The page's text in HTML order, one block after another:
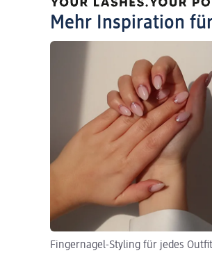
Mehr Inspiration
Fingernagel-Styling für jedes Outfit